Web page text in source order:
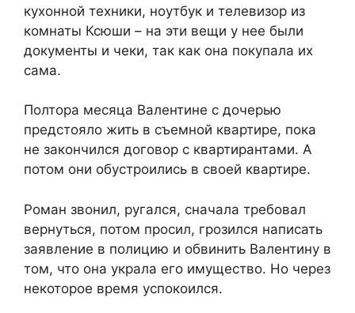
кухонной техники, ноутбук и телевизор из
комнаты Ксюши – на эти вещи у нее были
документы и чеки, так как она покупала их
сама.
Полтора месяца Валентине с дочерью
предстояло жить в съемной квартире, пока
не закончился договор с квартирантами. А
потом они обустроились в своей квартире.
Роман звонил, ругался, сначала требовал
вернуться, потом просил, грозился написать
заявление в полицию и обвинить Валентину в
том, что она украла его имущество. Но через
некоторое время успокоился.